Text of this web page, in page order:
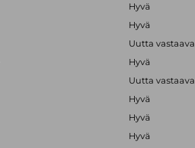
Hyvä
Hyvä
Uutta vastaava
Hyvä
Uutta vastaava
Hyvä
Hyvä
Hyvä